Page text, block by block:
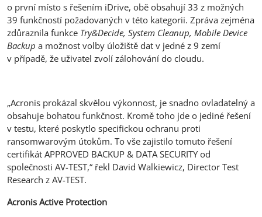
o první místo s řešením iDrive, obě obsahují 33 z možných
39 funkčností požadovaných v této kategorii. Zpráva zejména
zdůraznila funkce Try&Decide, System Cleanup, Mobile Device
Backup a možnost volby úložiště dat v jedné z 9 zemí
v případě, že uživatel zvolí zálohování do cloudu.
„Acronis prokázal skvělou výkonnost, je snadno ovladatelný a
obsahuje bohatou funkčnost. Kromě toho jde o jediné řešení
v testu, které poskytlo specifickou ochranu proti
ransomwarovým útokům. To vše zajistilo tomuto řešení
certifikát APPROVED BACKUP & DATA SECURITY od
společnosti AV-TEST,“ řekl David Walkiewicz, Director Test
Research z AV-TEST.
Acronis Active Protection